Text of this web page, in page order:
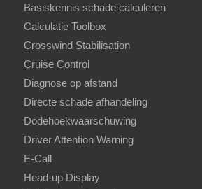
Basiskennis schade calculeren
Calculatie Toolbox
Crosswind Stabilisation
Cruise Control
Diagnose op afstand
Directe schade afhandeling
Dodehoekwaarschuwing
Driver Attention Warning
E-Call
Head-up Display